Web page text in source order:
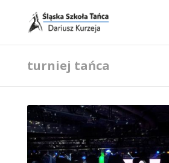
turniej tańca